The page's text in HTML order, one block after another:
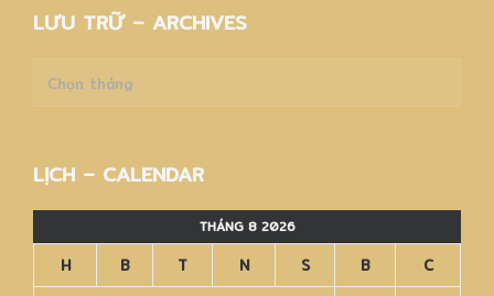
LƯU TRỮ – ARCHIVES
trữ
LỊCH – CALENDAR
THÁNG 8 2026
H B T N S B
C